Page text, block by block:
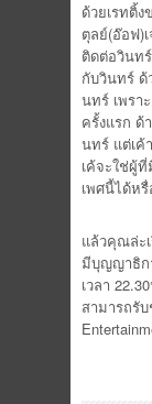
ด้วยเรทติ้
ตุลย์(อ๊อฟ)
ติดต่อวินท
กับวินทร์ ด้
นทร์ เพรา
ครั้งแรก ด้
นทร์ แต่เค้
เค้จะใช่ผู้
เพศนี้ได้ห
แล้วคุณล่ะ
มีบุญญาธิก
เวลา
สามารถรั